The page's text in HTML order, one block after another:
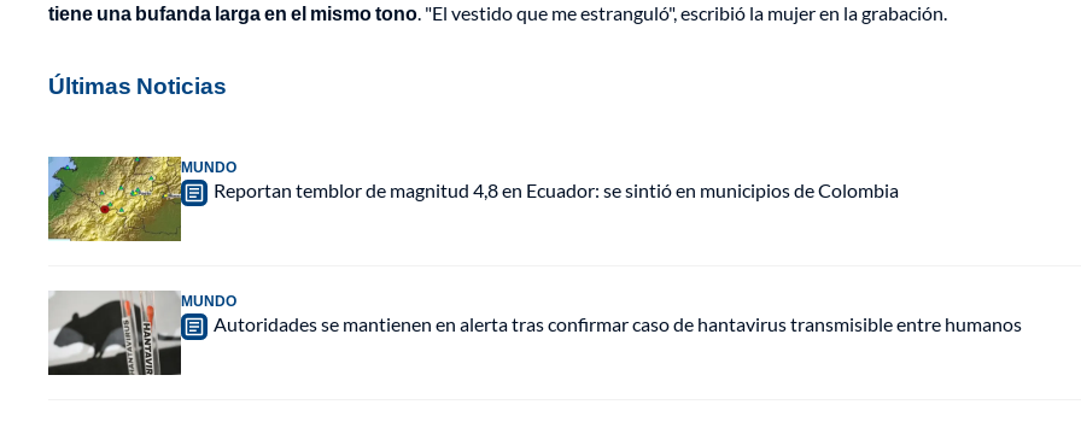
tiene una bufanda larga en el mismo tono. "El vestido que me estranguló", escribió la mujer en la grabación.
Últimas Noticias
MUNDO
Reportan temblor de magnitud 4,8 en Ecuador: se sintió en municipios de Colombia
MUNDO
Autoridades se mantienen en alerta tras confirmar caso de hantavirus transmisible entre humanos